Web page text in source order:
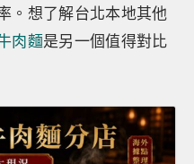
。想了解台北本地其他
肉麵是另一個值得對比